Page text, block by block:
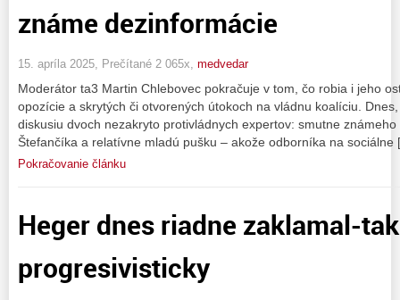
známe dezinformácie
15. apríla 2025, Prečítané 2 065x, medvedar
Moderátor ta3 Martin Chlebovec pokračuje v tom, čo robia i jeho
opozície a skrytých či otvorených útokoch na vládnu koalíciu.
diskusiu dvoch nezakryto protivládnych expertov: smutne
Štefančíka a relatívne mladú pušku – akože odborníka na
Pokračovanie článku
Heger dnes riadne zaklamal-
progresivisticky